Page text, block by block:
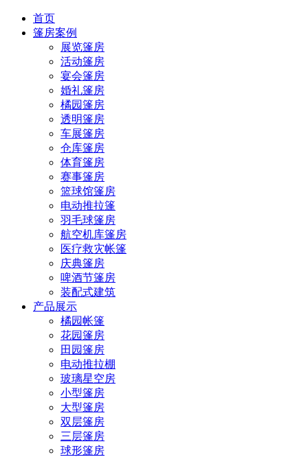
首页
篷房案例
展览篷房
活动篷房
宴会篷房
婚礼篷房
橘园篷房
透明篷房
车展篷房
仓库篷房
体育篷房
赛事篷房
篮球馆篷房
电动推拉篷
羽毛球篷房
航空机库篷房
医疗救灾帐篷
庆典篷房
啤酒节篷房
装配式建筑
产品展示
橘园帐篷
花园篷房
田园篷房
电动推拉棚
玻璃星空房
小型篷房
大型篷房
双层篷房
三层篷房
球形篷房